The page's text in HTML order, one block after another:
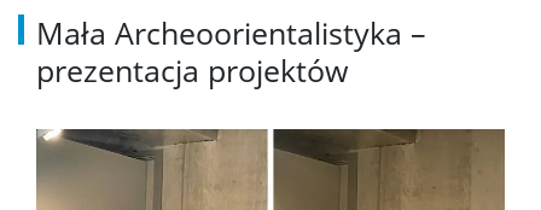
Mała Archeoorientalistyka –
prezentacja projektów